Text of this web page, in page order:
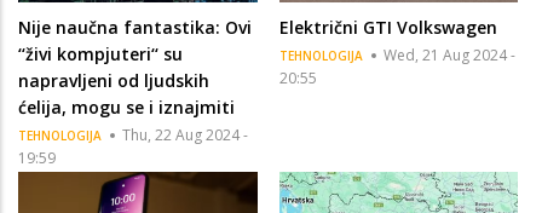
Nije naučna fantastika: Ovi
‘‘živi kompjuteri‘‘ su
napravljeni od ljudskih
ćelija, mogu se i iznajmiti
TEHNOLOGIJA
Thu, 22 Aug 2024 -
19:59
Električni GTI Volkswagen
TEHNOLOGIJA
Wed, 21 Aug 2024 -
20:55